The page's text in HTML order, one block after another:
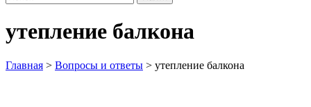
утепление балкона
Главная > Вопросы и ответы > утепление балкона